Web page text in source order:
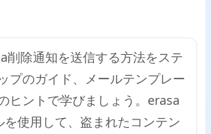
削除通知を送信する方法をステ
プのガイド、メールテンプレー
ヒントで学びましょう。erasa
使用して、盗まれたコンテン